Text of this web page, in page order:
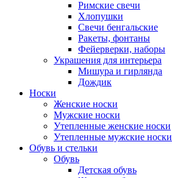
Римские свечи
Хлопушки
Свечи бенгальские
Ракеты, фонтаны
Фейерверки, наборы
Украшения для интерьера
Мишура и гирлянда
Дождик
Носки
Женские носки
Мужские носки
Утепленные женские носки
Утепленные мужские носки
Обувь и стельки
Обувь
Детская обувь